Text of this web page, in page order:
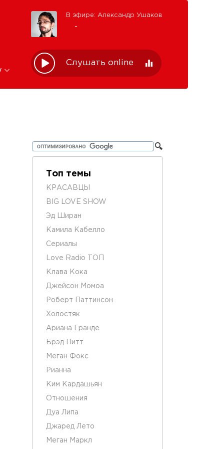
В эфире: Александр Ушаков
Слушать online
Топ темы
КРАСАВЦЫ
BIG LOVE SHOW
Эд Ширан
Камила Кабелло
Сериалы
Love Radio ТОП
Клава Кока
Джейсон Момоа
Роберт Паттинсон
Холостяк
Ариана Гранде
Брэд Питт
Меган Фокс
Рианна
Ким Кардашьян
Отношения
Дуа Липа
Джаред Лето
Меган Маркл